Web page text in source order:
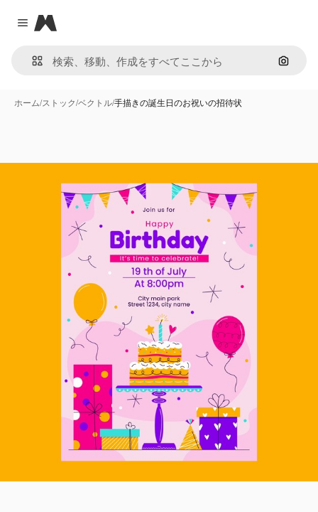
Close menu
Magnific
画像で
ホーム/ストック/ベクトル/手描きの誕生日のお祝いの招待状